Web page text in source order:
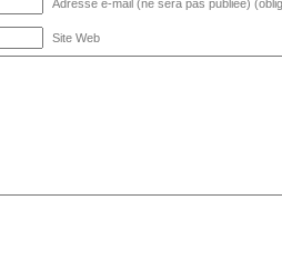
Adresse e-mail (ne sera pas publiée)
Site Web